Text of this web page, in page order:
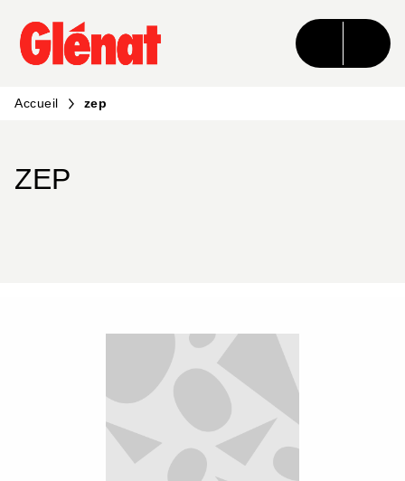
MENU RECHERCHE CONTENU
PIED DE PAGE
Accueil zep
ZEP